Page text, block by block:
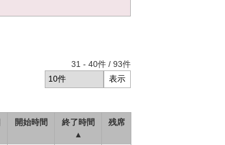
31 - 40件 / 93件
開始時間
終了時間
▲
残席